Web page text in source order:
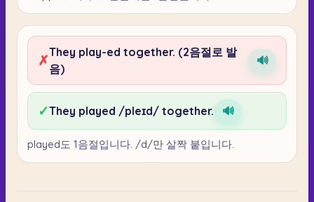
✗They play-ed together. (2음절로 발
음)
🔊
✓They played /pleɪd/ together. 🔊
played도 1음절입니다. /d/만 살짝 붙입니다.